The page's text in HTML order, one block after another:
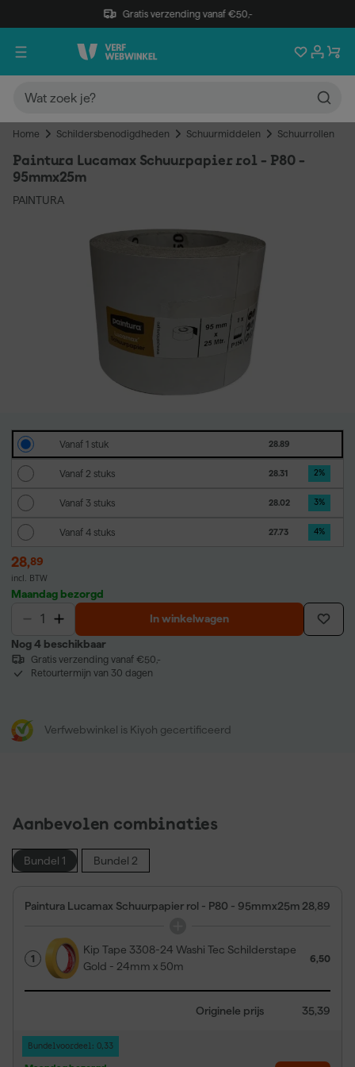
Gratis verzending vanaf €50,-
Home Schildersbenodigdheden Schuurmiddelen Schuurrollen
Paintura Lucamax Schuurpapier rol - P80 -
95mmx25m
PAINTURA
Vanaf 1 stuk 28.89
Vanaf 2 stuks 28.31 2%
Vanaf 3 stuks 28.02 3%
Vanaf 4 stuks 27.73 4%
28,89
incl. BTW
Maandag bezorgd
In winkelwagen
Nog 4 beschikbaar
Gratis verzending vanaf €50,-
Retourtermijn van 30 dagen
Verfwebwinkel is Kiyoh gecertificeerd
Aanbevolen combinaties
Bundel 1 Bundel 2
Paintura Lucamax Schuurpapier rol - P80 - 95mmx25m 28,89
1
Kip Tape 3308-24 Washi Tec Schilderstape
Gold - 24mm x 50m
6,50
Originele prijs 35,39
Bundelvoordeel: 0,33